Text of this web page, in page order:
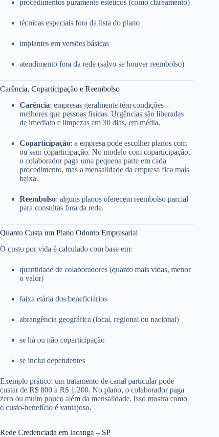
procedimentos puramente estéticos (como clareamento)
técnicas especiais fora da lista do plano
implantes em versões básicas
atendimento fora da rede (salvo se houver reembolso)
Carência, Coparticipação e Reembolso
Carência: empresas geralmente têm condições
melhores que pessoas físicas. Urgências são liberadas
de imediato e limpezas em 30 dias, em média.
Coparticipação: a empresa pode escolher planos com
ou sem coparticipação. No modelo com coparticipação,
o colaborador paga uma pequena parte em cada
procedimento, mas a mensalidade da empresa fica mais
baixa.
Reembolso: alguns planos oferecem reembolso parcial
para consultas fora da rede.
Quanto Custa um Plano Odonto Empresarial
O custo por vida é calculado com base em:
quantidade de colaboradores (quanto mais vidas, menor
o valor)
faixa etária dos beneficiários
abrangência geográfica (local, regional ou nacional)
se há ou não coparticipação
se inclui dependentes
Exemplo prático: um tratamento de canal particular pode
custar de R$ 800 a R$ 1.200. No plano, o colaborador paga
zero ou muito pouco além da mensalidade. Isso mostra como
o custo-benefício é vantajoso.
Rede Credenciada em Iacanga – SP